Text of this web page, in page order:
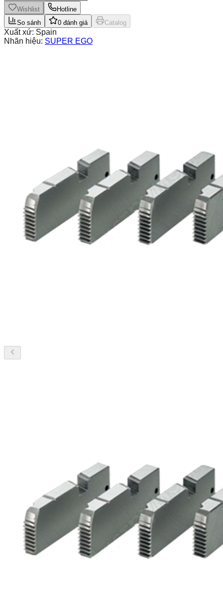
Wishlist
Hotline
So sánh
0 đánh giá Catalog
Xuất xứ: Spain
Nhãn hiệu: SUPER EGO